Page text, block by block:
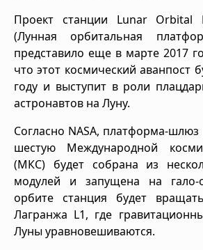
Проект станции Lunar Orbital
(Лунная орбитальная
представило еще в марте 2017
что этот космический аванпост
году и выступит в роли
астронавтов на Луну.
Согласно NASA, платформа-
шестую Международной
(МКС) будет собрана из
модулей и запущена на гало-
орбите станция будет
Лагранжа L1, где
Луны уравновешиваются.